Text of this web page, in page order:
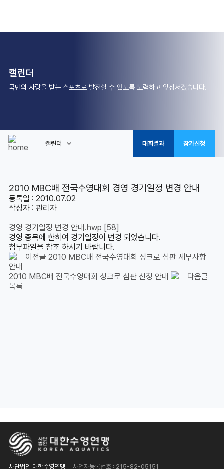
캘린더
국민의 사랑을 받는 스포츠로 발전할 수 있도록 노력하고 앞장서겠습니다.
캘린더 대회결과 참가신청
2010 MBC배 전국수영대회 경영 경기일정 변경 안내
등록일 : 2010.07.02
작성자 : 관리자
경영 경기일정 변경 안내.hwp [58]
경영 종목에 한하여 경기일정이 변경 되었습니다.
첨부파일을 참조 하시기 바랍니다.
이전글 2010 MBC배 전국수영대회 싱크로 심판 세부사항
안내
2010 MBC배 전국수영대회 싱크로 심판 신청 안내
다음글
목록
사단법인 대한수영연맹 사업자등록번호 : 215-82-05151